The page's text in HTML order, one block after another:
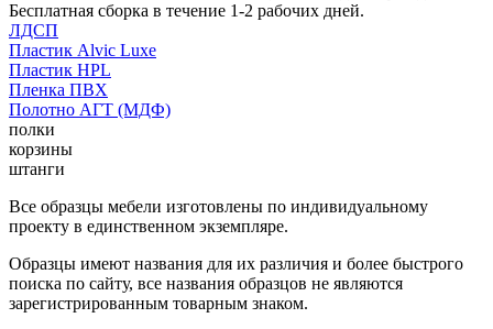
Бесплатная сборка в течение 1-2 рабочих дней.
ЛДСП
Пластик Alvic Luxe
Пластик HPL
Пленка ПВХ
Полотно АГТ (МДФ)
полки
корзины
штанги
Все образцы мебели изготовлены по индивидуальному
проекту в единственном экземпляре.
Образцы имеют названия для их различия и более быстрого
поиска по сайту, все названия образцов не являются
зарегистрированным товарным знаком.